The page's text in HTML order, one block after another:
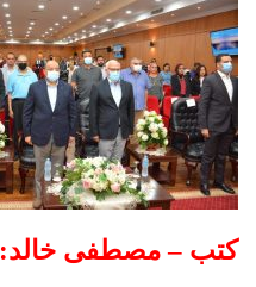
كتب – مصطفى خالد: